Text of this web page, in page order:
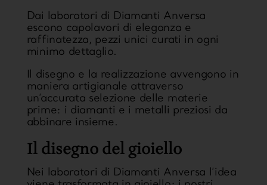
Dai laboratori di Diamanti Anversa
escono capolavori di eleganza e
raffinatezza, pezzi unici curati in ogni
minimo dettaglio.
Il disegno e la realizzazione avvengono in
maniera artigianale attraverso
un’accurata selezione delle materie
prime: i diamanti e i metalli preziosi da
abbinare insieme.
Il disegno del gioiello
Nei laboratori di Diamanti Anversa l’idea